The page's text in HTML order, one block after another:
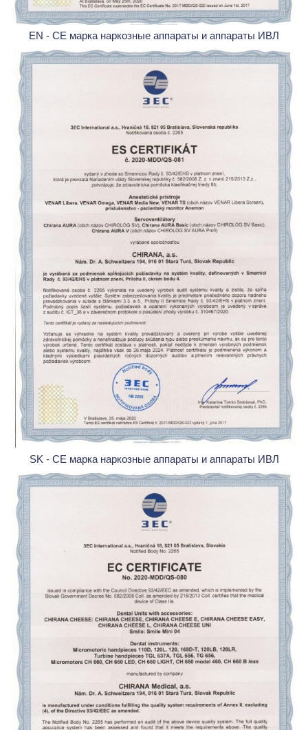
EN - CE марка наркозные аппараты и аппараты ИВЛ
SK - CE марка наркозные аппараты и аппараты ИВЛ